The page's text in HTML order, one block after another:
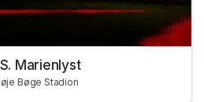
Marienlyst
Bøge Stadion